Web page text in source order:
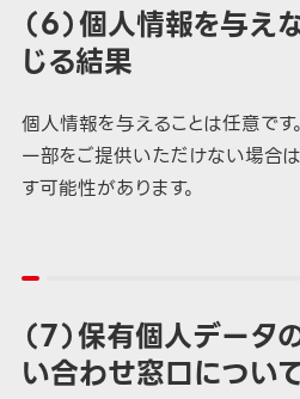
（６）個人情報を与
じる結果
個人情報を与えることは任意で
一部をご提供いただけない場合
す可能性があります。
（７）保有個人デー
い合わせ窓口につい